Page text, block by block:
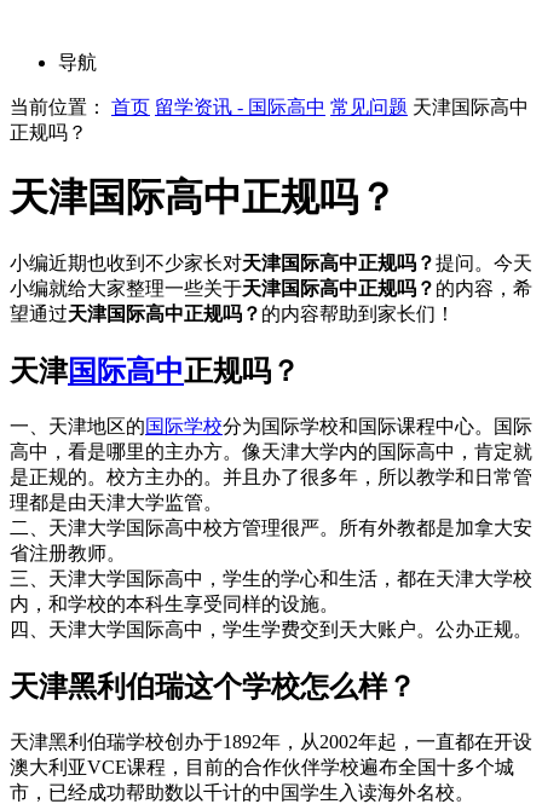
导航
当前位置： 首页 留学资讯 - 国际高中 常见问题 天津国际高中
正规吗？
天津国际高中正规吗？
小编近期也收到不少家长对天津国际高中正规吗？提问。今天
小编就给大家整理一些关于天津国际高中正规吗？ 的内容，希
望通过天津国际高中正规吗？ 的内容帮助到家长们！
天津国际高中正规吗？
一、天津地区的国际学校分为国际学校和国际课程中心。国际
高中，看是哪里的主办方。像天津大学内的国际高中，肯定就
是正规的。校方主办的。并且办了很多年，所以教学和日常管
理都是由天津大学监管。
二、天津大学国际高中校方管理很严。所有外教都是加拿大安
省注册教师。
三、天津大学国际高中，学生的学心和生活，都在天津大学校
内，和学校的本科生享受同样的设施。
四、天津大学国际高中，学生学费交到天大账户。公办正规。
天津黑利伯瑞这个学校怎么样？
天津黑利伯瑞学校创办于1892年，从2002年起，一直都在开设
澳大利亚VCE课程，目前的合作伙伴学校遍布全国十多个城
市，已经成功帮助数以千计的中国学生入读海外名校。